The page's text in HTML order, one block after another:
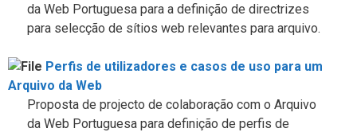
da Web Portuguesa para a definição de directrizes
para selecção de sítios web relevantes para arquivo.
Perfis de utilizadores e casos de uso para um
Arquivo da Web
Proposta de projecto de colaboração com o Arquivo
da Web Portuguesa para definição de perfis de